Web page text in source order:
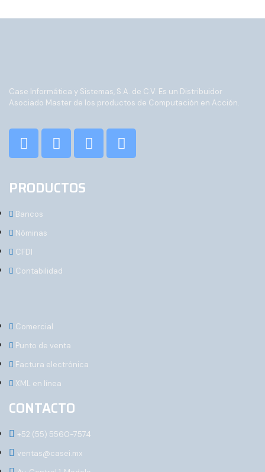
Case Informática y Sistemas, S.A. de C.V. Es un Distribuidor
Asociado Master de los productos de Computación en Acción.
PRODUCTOS
Bancos
Nóminas
CFDI
Contabilidad
Comercial
Punto de venta
Factura electrónica
XML en línea
CONTACTO
+52 (55) 5560-7574
ventas@casei.mx